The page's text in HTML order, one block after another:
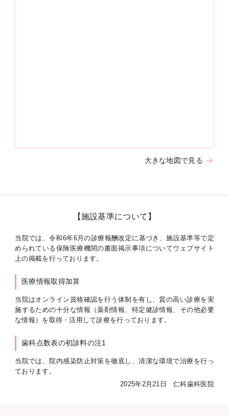
大きな地図で見る
【施設基準について】
当院では、令和6年6月の診療報酬改定に基づき、施設基準等で定
められている保険医療機関の書面掲示事項についてウェブサイト
上の掲載を行っております。
医療情報取得加算
当院はオンライン資格確認を行う体制を有し、質の高い診療を実
施するための十分な情報（薬剤情報、特定健診情報、その他必要
な情報）を取得・活用して診療を行っております。
歯科点数表の初診料の注1
当院では、院内感染防止対策を徹底し、清潔な環境で治療を行っ
ております。
2025年2月21日 仁科歯科医院